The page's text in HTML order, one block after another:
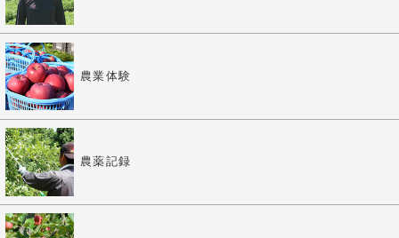
農業体験
農薬記録